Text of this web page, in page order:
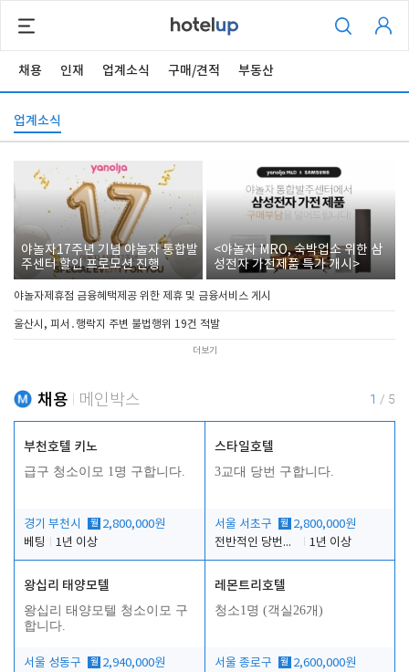
채용 인재 업계소식 구매/견적 부동산
업계소식
야놀자17주년 기념 야놀자 통합발
주센터 할인 프로모션 진행
<야놀자 MRO, 숙박업소 위한 삼
성전자 가전제품 특가 개시>
야놀자제휴점 금융혜택제공 위한 제휴 및 금융서비스 게시
울산시, 피서․행락지 주변 불법행위 19건 적발
더보기
채용 메인박스 1 / 5
부천호텔 키노
급구 청소이모 1명 구합니다.
경기 부천시 월 2,800,000원
베팅
1년 이상
스타일호텔
3교대 당번 구합니다.
서울 서초구 월 2,800,000원
전반적인 당번업무
1년 이상
왕십리 태양모텔
왕십리 태양모텔 청소이모 구
합니다.
서울 성동구 월 2,940,000원
레몬트리호텔
청소1명 (객실26개)
서울 종로구 월 2,600,000원